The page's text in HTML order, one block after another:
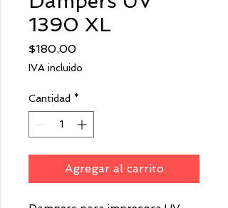
1390 XL
$180.00Precio
IVA incluido
Cantidad *
Agregar al carrito